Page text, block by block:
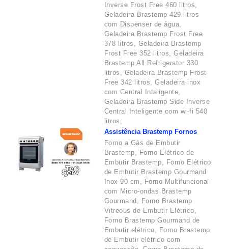
Inverse Frost Free 460 litros,
Geladeira Brastemp 429 litros
com Dispenser de água,
Geladeira Brastemp Frost Free
378 litros, Geladeira Brastemp
Frost Free 352 litros, Geladeira
Brastemp All Refrigerator 330
litros, Geladeira Brastemp Frost
Free 342 litros, Geladeira inox
com Central Inteligente,
Geladeira Brastemp Side Inverse
Central Inteligente com wi-fi 540
litros,
Assistência Brastemp Fornos
Forno a Gás de Embutir
Brastemp, Forno Elétrico de
Embutir Brastemp, Forno Elétrico
de Embutir Brastemp Gourmand
Inox 90 cm, Forno Multifuncional
com Micro-ondas Brastemp
Gourmand, Forno Brastemp
Vitreous de Embutir Elétrico,
Forno Brastemp Gourmand de
Embutir elétrico, Forno Brastemp
de Embutir elétrico com